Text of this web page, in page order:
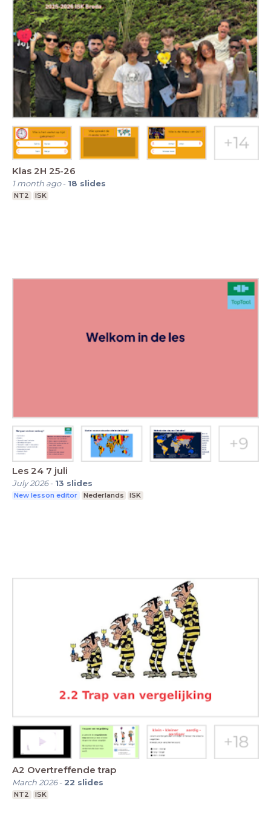
Klas 2H 25-26
1 month ago- 18 slides
NT2 ISK
Les 24 7 juli
July 2026- 13 slides
New lesson editor Nederlands ISK
A2 Overtreffende trap
March 2026- 22 slides
NT2 ISK